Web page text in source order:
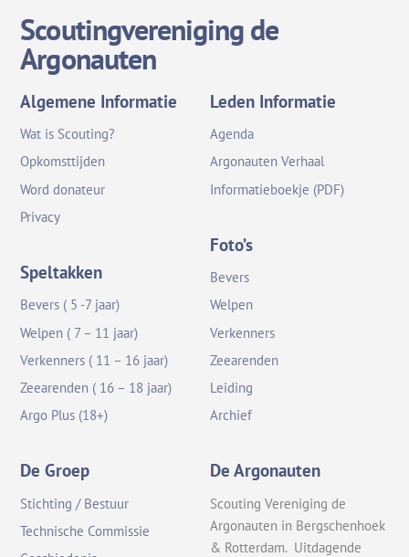
Scoutingvereniging de
Argonauten
Algemene Informatie
Wat is Scouting?
Opkomsttijden
Word donateur
Privacy
Speltakken
Bevers ( 5 -7 jaar)
Welpen ( 7 – 11 jaar)
Verkenners ( 11 – 16 jaar)
Zeearenden ( 16 – 18 jaar)
Argo Plus (18+)
Leden Informatie
Agenda
Argonauten Verhaal
Informatieboekje (PDF)
Foto’s
Bevers
Welpen
Verkenners
Zeearenden
Leiding
Archief
De Groep
Stichting / Bestuur
Technische Commissie
De Argonauten
Scouting Vereniging de
Argonauten in Bergschenhoek
& Rotterdam. Uitdagende